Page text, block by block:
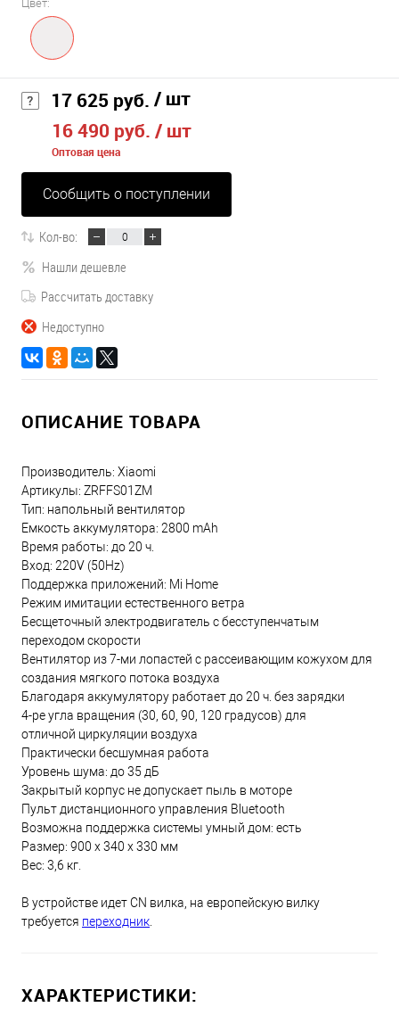
Цвет:
17 625 руб. / шт
16 490 руб. / шт
Оптовая цена
Сообщить о поступлении
Кол-во:
Нашли дешевле
Рассчитать доставку
Недоступно
ОПИСАНИЕ ТОВАРА
Производитель: Xiaomi
Артикулы: ZRFFS01ZM
Тип: напольный вентилятор
Емкость аккумулятора: 2800 mAh
Время работы: до 20 ч.
Вход: 220V (50Hz)
Поддержка приложений: Mi Home
Режим имитации естественного ветра
Бесщеточный электродвигатель с бесступенчатым
переходом скорости
Вентилятор из 7-ми лопастей с рассеивающим кожухом для
создания мягкого потока воздуха
Благодаря аккумулятору работает до 20 ч. без зарядки
4-ре угла вращения (30, 60, 90, 120 градусов) для
отличной циркуляции воздуха
Практически бесшумная работа
Уровень шума: до 35 дБ
Закрытый корпус не допускает пыль в моторе
Пульт дистанционного управления Bluetooth
Возможна поддержка системы умный дом: есть
Размер: 900 х 340 х 330 мм
Вес: 3,6 кг.
В устройстве идет CN вилка, на европейскую вилку
требуется переходник.
ХАРАКТЕРИСТИКИ: